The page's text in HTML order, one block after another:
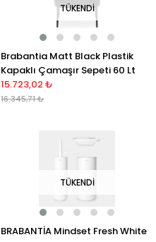
TÜKENDI
Brabantia Matt Black Plastik
Kapaklı Çamaşır Sepeti 60 Lt
15.723,02 ₺
16.345,71 ₺
TÜKENDI
BRABANTİA Mindset Fresh White